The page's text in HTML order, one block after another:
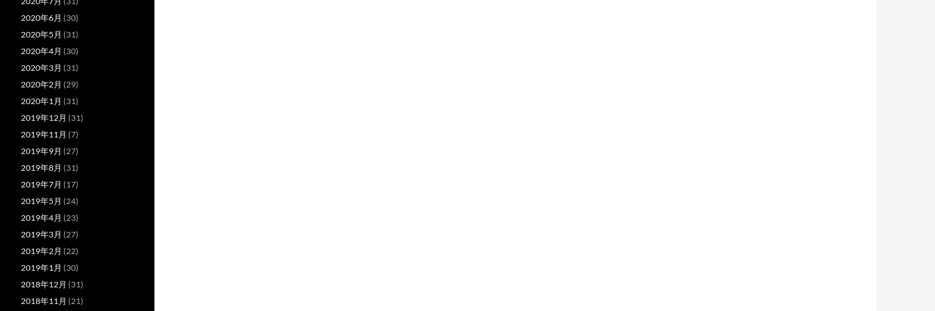
2020年6月 (30)
2020年5月 (31)
2020年4月 (30)
2020年3月 (31)
2020年2月 (29)
2020年1月 (31)
2019年12月 (31)
2019年11月 (7)
2019年9月 (27)
2019年8月 (31)
2019年7月 (17)
2019年5月 (24)
2019年4月 (23)
2019年3月 (27)
2019年2月 (22)
2019年1月 (30)
2018年12月 (31)
2018年11月 (21)